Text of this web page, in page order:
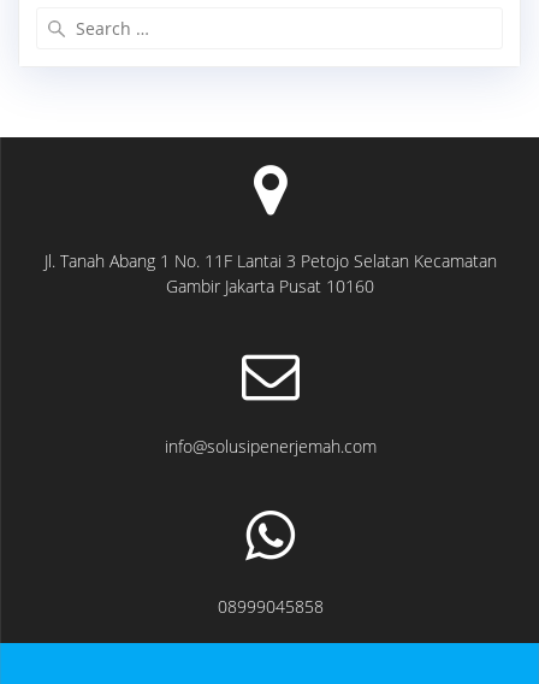
Jl. Tanah Abang 1 No. 11F Lantai 3 Petojo Selatan Kecamatan
Gambir Jakarta Pusat 10160
info@solusipenerjemah.com
08999045858